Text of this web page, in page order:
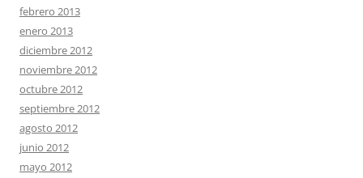
febrero 2013
enero 2013
diciembre 2012
noviembre 2012
octubre 2012
septiembre 2012
agosto 2012
junio 2012
mayo 2012